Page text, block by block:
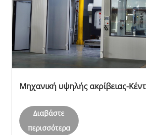
Μηχανική υψηλής ακρίβειας-
Διαβάστε
περισσότερα